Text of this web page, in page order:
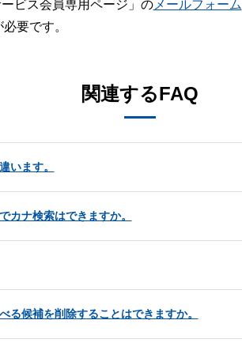
ビス会員専用ページ」のメールフォーム
要です。
関連するFAQ
います。
カナ検索はできますか。
る候補を削除することはできますか。